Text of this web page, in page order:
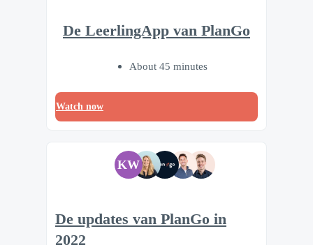
De LeerlingApp van PlanGo
About 45 minutes
Watch now
KW
De updates van PlanGo in
2022